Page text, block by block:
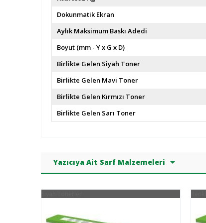
Dokunmatik Ekran
Aylık Maksimum Baskı Adedi
Boyut (mm - Y x G x D)
Birlikte Gelen Siyah Toner
Birlikte Gelen Mavi Toner
Birlikte Gelen Kırmızı Toner
Birlikte Gelen Sarı Toner
Yazıcıya Ait Sarf Malzemeleri